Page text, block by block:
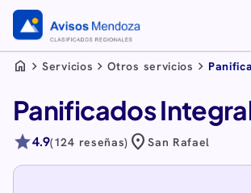
home chevron_right Servicios chevron_rightOtros servicios chevron_right
Panificados
star4.9(124 reseñas) location_onSan Rafael